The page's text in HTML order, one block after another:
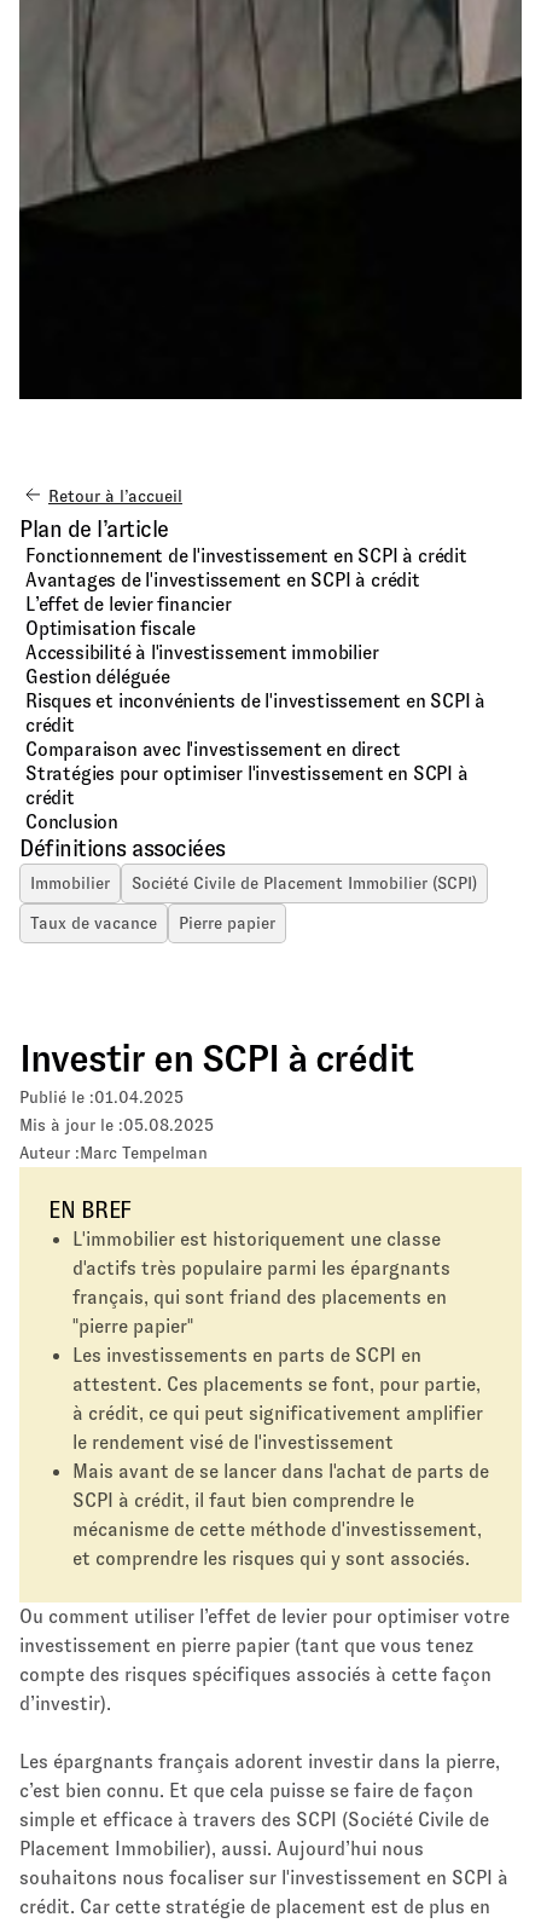
Retour à l’accueil
Plan de l’article
Fonctionnement de l'investissement en SCPI à crédit
Avantages de l'investissement en SCPI à crédit
L’effet de levier financier
Optimisation fiscale
Accessibilité à l'investissement immobilier
Gestion déléguée
Risques et inconvénients de l'investissement en SCPI à
crédit
Comparaison avec l'investissement en direct
Stratégies pour optimiser l'investissement en SCPI à
crédit
Conclusion
Définitions associées
Immobilier Société Civile de Placement Immobilier (SCPI)
Taux de vacance Pierre papier
Investir en SCPI à crédit
Publié le :01.04.2025
Mis à jour le :05.08.2025
Auteur :Marc Tempelman
EN BREF
L'immobilier est historiquement une classe
d'actifs très populaire parmi les épargnants
français, qui sont friand des placements en
"pierre papier"
Les investissements en parts de SCPI en
attestent. Ces placements se font, pour partie,
à crédit, ce qui peut significativement amplifier
le rendement visé de l'investissement
Mais avant de se lancer dans l'achat de parts de
SCPI à crédit, il faut bien comprendre le
mécanisme de cette méthode d'investissement,
et comprendre les risques qui y sont associés.
Ou comment utiliser l’effet de levier pour optimiser votre
investissement en pierre papier (tant que vous tenez
compte des risques spécifiques associés à cette façon
d’investir).
Les épargnants français adorent investir dans la pierre,
c’est bien connu. Et que cela puisse se faire de façon
simple et efficace à travers des SCPI (Société Civile de
Placement Immobilier), aussi. Aujourd’hui nous
souhaitons nous focaliser sur l'investissement en SCPI à
crédit. Car cette stratégie de placement est de plus en